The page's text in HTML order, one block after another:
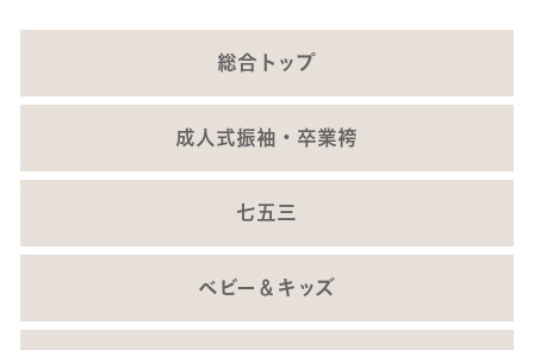
総合トップ
成人式振袖・卒業袴
七五三
ベビー＆キッズ